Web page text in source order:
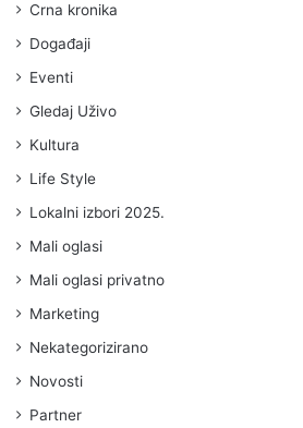
Crna kronika
Događaji
Eventi
Gledaj Uživo
Kultura
Life Style
Lokalni izbori 2025.
Mali oglasi
Mali oglasi privatno
Marketing
Nekategorizirano
Novosti
Partner